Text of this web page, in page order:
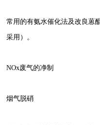
常用的有氨水催化法及改良蒽
采用）。
NOx废气的净制
烟气脱硝